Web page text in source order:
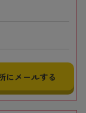
にメールする